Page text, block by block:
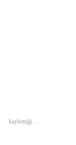
kaybettiği…